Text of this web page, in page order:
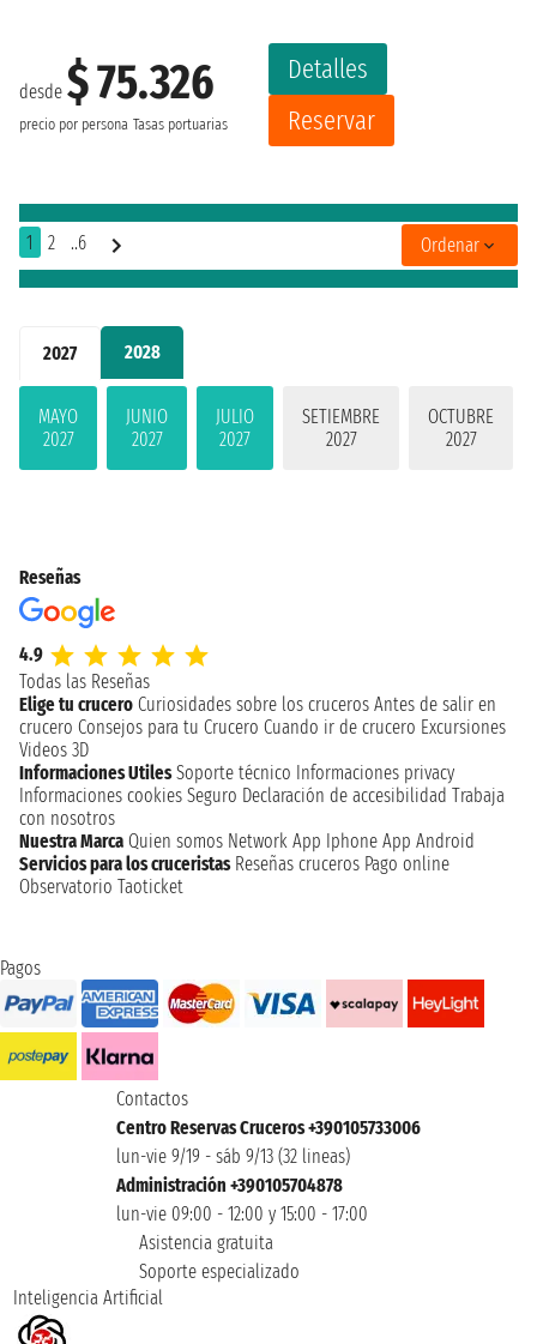
2027 2028
MAYO
2027
JUNIO
2027
JULIO
2027
SETIEMBRE
2027
OCTUBRE
2027
desde $ 75.326
precio por persona Tasas portuarias
Detalles
Reservar
1 2 ..6 Ordenar
Reseñas
4.9
Todas las Reseñas
Elige tu crucero Curiosidades sobre los cruceros Antes de salir en
crucero Consejos para tu Crucero Cuando ir de crucero Excursiones
Videos 3D
Informaciones Utiles Soporte técnico Informaciones privacy
Informaciones cookies Seguro Declaración de accesibilidad Trabaja
con nosotros
Nuestra Marca Quien somos Network App Iphone App Android
Servicios para los cruceristas Reseñas cruceros Pago online
Observatorio Taoticket
Pagos
Contactos
Centro Reservas Cruceros +390105733006
lun-vie 9/19 - sáb 9/13 (32 lineas)
Administración +390105704878
lun-vie 09:00 - 12:00 y 15:00 - 17:00
Asistencia gratuita
Soporte especializado
Inteligencia Artificial